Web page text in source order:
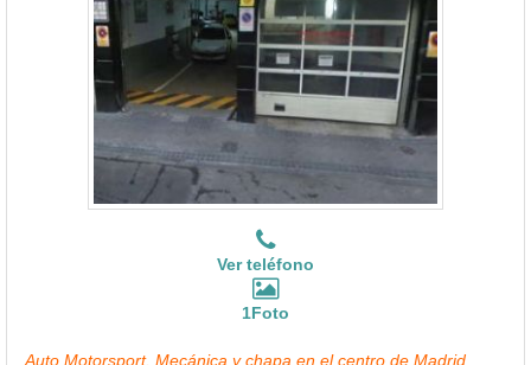
Ver teléfono
1Foto
Auto Motorsport, Mecánica y chapa en el centro de Madrid